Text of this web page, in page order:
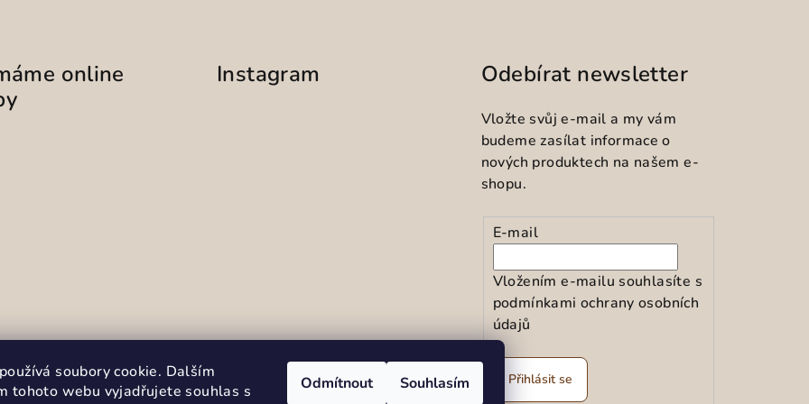
soubory cookie. Dalším
tohoto webu vyjadřujete souhlas s
Odmítnout Souhlasím
online
Instagram
Sledovat na Instagramu
Odebírat newsletter
Vložte svůj e-mail a my vám
budeme zasílat informace o
nových produktech na našem e-
shopu.
E-mail
Vložením e-mailu souhlasíte s
podmínkami ochrany osobních
údajů
Přihlásit se